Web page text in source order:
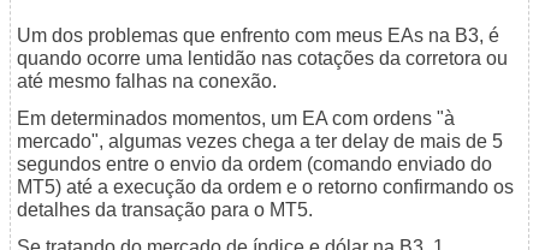
Um dos problemas que enfrento com meus EAs na B3, é
quando ocorre uma lentidão nas cotações da corretora ou
até mesmo falhas na conexão.
Em determinados momentos, um EA com ordens "à
mercado", algumas vezes chega a ter delay de mais de 5
segundos entre o envio da ordem (comando enviado do
MT5) até a execução da ordem e o retorno confirmando os
detalhes da transação para o MT5.